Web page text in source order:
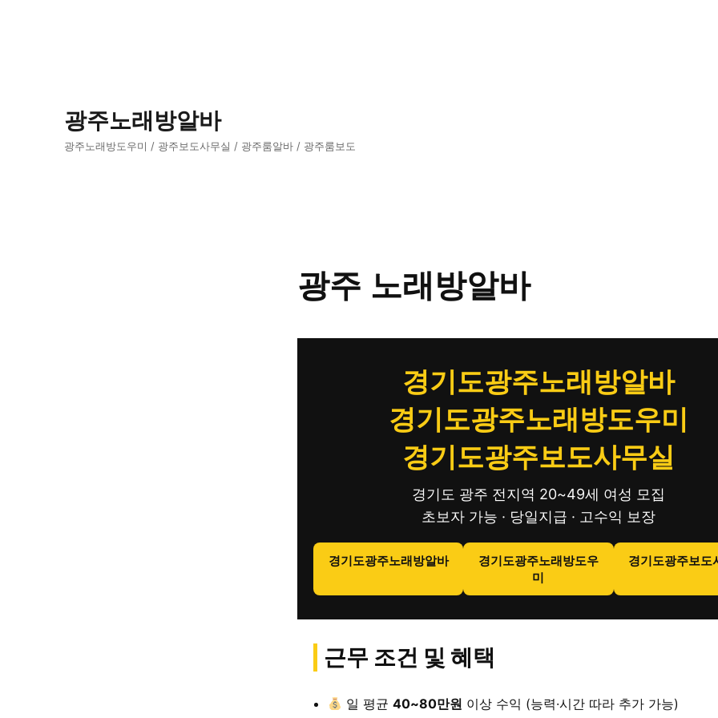
광주노래방알바
광주노래방도우미 / 광주보도사무실 / 광주룸알바 / 광주룸보도
광주 노래방알바
경기도광주노래방알바
경기도광주노래방도우미
경기도광주보도사무실
경기도 광주 전지역 20~49세 여성 모집
초보자 가능 · 당일지급 · 고수익 보장
경기도광주노래방알바
경기도광주노래방도우
미
경기도광주보도
근무 조건 및 혜택
일 평균40~80만원 이상 수익 (능력·시간 따라 추가 가능)